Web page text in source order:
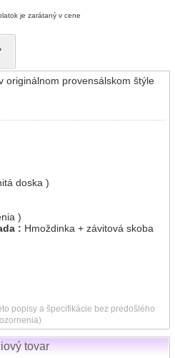
je zarátaný v cene
originálnom provensálskom štýle
doska )
)
: Hmoždinka + závitová skoba
popisy a špecifikácie bez predošlého
tovar